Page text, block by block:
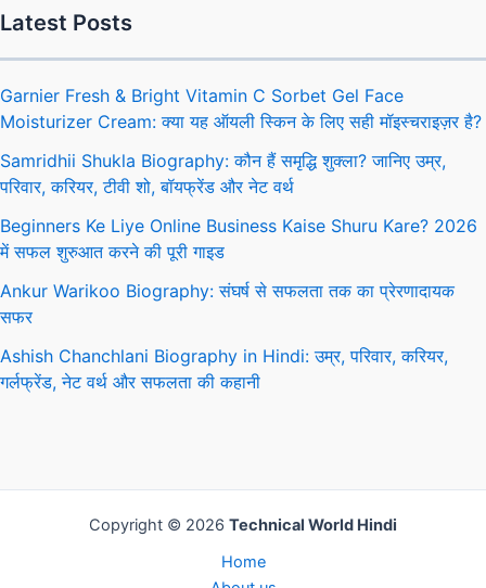
Latest Posts
Garnier Fresh & Bright Vitamin C Sorbet Gel Face
Moisturizer Cream: क्या यह ऑयली स्किन के लिए सही मॉइस्चराइज़र है?
Samridhii Shukla Biography: कौन हैं समृद्धि शुक्ला? जानिए उम्र,
परिवार, करियर, टीवी शो, बॉयफ्रेंड और नेट वर्थ
Beginners Ke Liye Online Business Kaise Shuru Kare? 2026
में सफल शुरुआत करने की पूरी गाइड
Ankur Warikoo Biography: संघर्ष से सफलता तक का प्रेरणादायक
सफर
Ashish Chanchlani Biography in Hindi: उम्र, परिवार, करियर,
गर्लफ्रेंड, नेट वर्थ और सफलता की कहानी
Copyright © 2026 Technical World Hindi
Home